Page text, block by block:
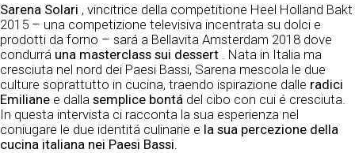
Sarena Solari , vincitrice della competitione Heel Holland Bakt
2015 – una competizione televisiva incentrata su dolci e
prodotti da forno – sará a Bellavita Amsterdam 2018 dove
condurrá una masterclass sui dessert
. Nata in Italia ma
cresciuta nel nord dei Paesi Bassi, Sarena mescola le due
culture soprattutto in cucina, traendo ispirazione dalle radici
Emiliane e dalla semplice bontá del cibo con cui é cresciuta.
In questa intervista ci racconta la sua esperienza nel
coniugare le due identitá culinarie e la sua percezione della
cucina italiana nei Paesi Bassi.